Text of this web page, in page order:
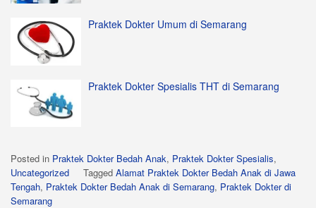
Praktek Dokter Umum di Semarang
Praktek Dokter Spesialis THT di Semarang
Posted in Praktek Dokter Bedah Anak, Praktek Dokter Spesialis,
Uncategorized
Tagged Alamat Praktek Dokter Bedah Anak di Jawa
Tengah, Praktek Dokter Bedah Anak di Semarang, Praktek Dokter di
Semarang